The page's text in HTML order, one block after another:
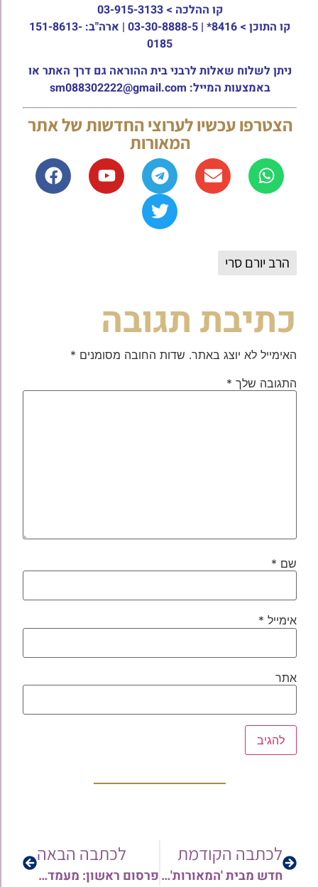
קו ההלכה > 03-915-3133
קו התוכן >
8416* | 03-30-8888-5 | ארה"ב: 151-8613-
0185
ניתן לשלוח שאלות לרבני בית ההוראה גם דרך האתר או
באמצעות המייל: sm088302222@gmail.com
הצטרפו עכשיו לערוצי החדשות של אתר
המאורות
הרב יורם סרי
כתיבת תגובה
האימייל לא יוצג באתר. שדות החובה מסומנים *
התגובה שלך *
שם *
אימייל *
אתר
לכתבה הקודמת
חדש מבית 'המאורות' – שדרוג מהדורות העדכונים – חדשות ועדכונים בארץ ובעולם בקהילות הקודש ||| היכונו!!! שלוחת 'מאזינים למאזינים' – במת המאזינים הגדולה ביותר בתבל
לכתבה הבאה
פרסום ראשון: מעמד תפילת מרנן ורבנן שליט"א לישועת עם ישראל מנגיף הקורונה בעקבות התפרצות מחודשת של נגיף הקורונה – הגל השני